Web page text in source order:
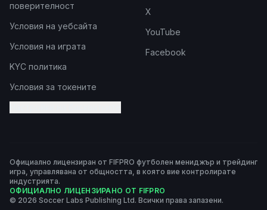
поверителност
Условия на уебсайта
Условия на играта
KYC политика
Условия за токените
X
YouTube
Facebook
Официално лицензиран от FIFPRO футболен мениджър и трейдинг
игра, управлявана от общността, в която вие контролирате
индустрията.
ОФИЦИАЛНО ЛИЦЕНЗИРАНО ОТ FIFPRO
© 2026 Soccer Labs Publishing Ltd. Всички права запазени.